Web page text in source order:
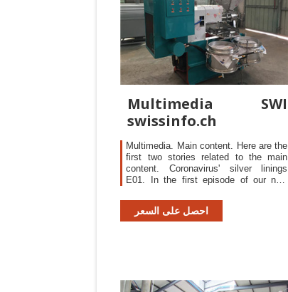
Multimedia SWI
swissinfo.ch
Multimedia. Main content. Here are the
first two stories related to the main
content. Coronavirus' silver linings
E01. In the first episode of our new
احصل على السعر